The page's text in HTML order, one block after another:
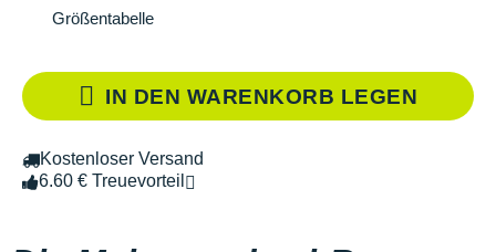
Größentabelle
IN DEN WARENKORB LEGEN
Kostenloser Versand
6.60 € Treuevorteil